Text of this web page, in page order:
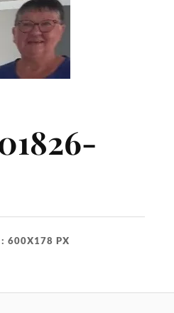
: 600X178 PX